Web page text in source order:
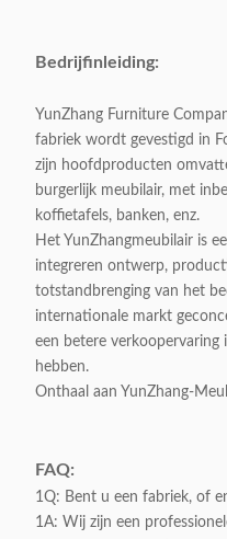
Verpakkingsvolume:
Appliable:
Klantgericht:
Bedrijfinleiding:
YunZhang Furniture
fabriek wordt gevestigd in
zijn hoofdproducten
burgerlijk meubilair, met
koffietafels, banken, enz.
Het YunZhangmeubilair is
integreren ontwerp,
totstandbrenging van het
internationale markt
een betere
hebben.
Onthaal aan YunZhang-
FAQ:
1Q: Bent u een fabriek, of
1A: Wij zijn een